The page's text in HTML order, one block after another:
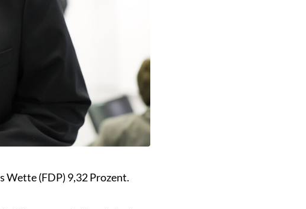
Wette (FDP) 9,32 Prozent.